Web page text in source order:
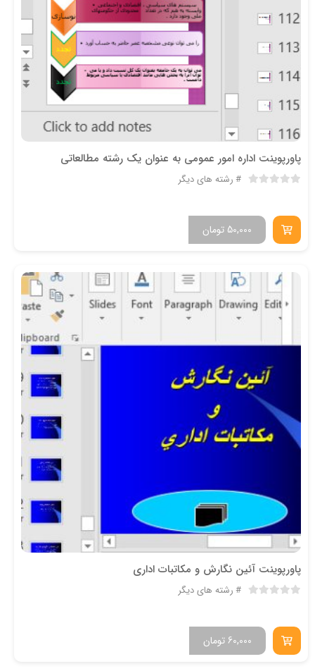
پاورپوینت اداره امور عمومي به عنوان يك رشته مطالعاتي
رشته های دیگر
تومان 50,000
پاورپوینت آئين نگارش و مكاتبات اداری
رشته های دیگر
تومان 60,000